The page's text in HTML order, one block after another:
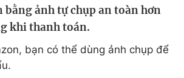
Sản phẩm
ảnh tự chụp an toàn hơn
khi thanh toán.
bạn có thể dùng ảnh chụp để